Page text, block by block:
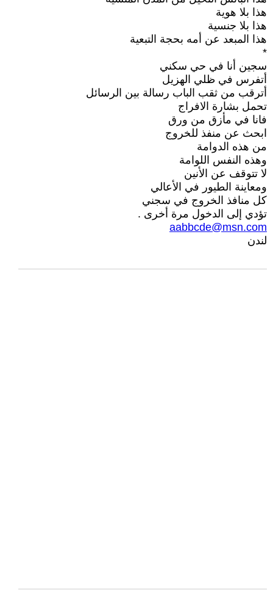
هذا بلا هوية
هذا بلا جنسية
هذا المبعد عن أمه بحجة التبعية
*
سجين أنا في حي سكني
أتفرس في ظلي الهزيل
أترقب من ثقب الباب رسالة بين الرسائل
تحمل بشارة الافراج
فانا في مأزق من ورق
ابحث عن منفذ للخروج
من هذه الدوامة
وهذه النفس اللوامة
لا تتوقف عن الأنين
ومعاينة الطيور في الأعالي
كل منافذ الخروج في سجني
تؤدي إلى الدخول مرة أخرى .
aabbcde@msn.com
لندن